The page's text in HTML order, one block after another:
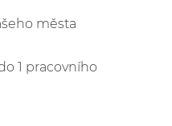
města
1 pracovního